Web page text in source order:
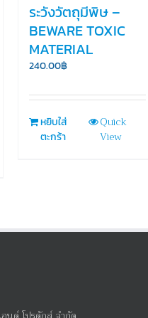
ระวังวัตถุมีพิษ –
BEWARE TOXIC
MATERIAL
240.00฿
หยิบใส่
ตะกร้า
Quick
View